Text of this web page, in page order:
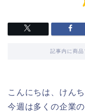
記事内に商
こんにちは、けん
今週は多くの企業